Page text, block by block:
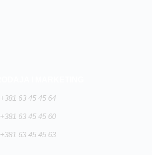
+381 63 45 45 64
+381 63 45 45 60
+381 63 45 45 63